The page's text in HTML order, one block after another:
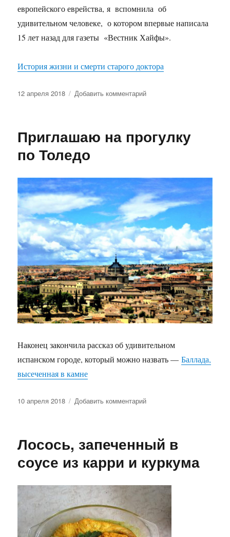
европейского еврейства, я вспомнила об
удивительном человеке, о котором впервые написала
15 лет назад для газеты «Вестник Хайфы».
История жизни и смерти старого доктора
Опубликовано
12 апреля 2018 Добавить комментарийк
доктора
Приглашаю на прогулку
по Толедо
Наконец закончила рассказ об удивительном
испанском городе, который можно назвать —Баллада,
высеченная в камне
Опубликовано
10 апреля 2018 Добавить комментарийк
прогулку
Толедо
Лосось, запеченный в
соусе из карри и куркума